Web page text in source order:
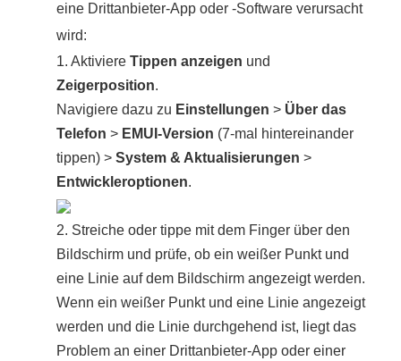
eine Drittanbieter-App oder -Software verursacht
wird:
1. AktiviereTippen anzeigen und
Zeigerposition.
Navigiere dazu zu Einstellungen > Über das
Telefon > EMUI-Version (7-mal hintereinander
tippen) >System & Aktualisierungen >
Entwickleroptionen.
2. Streiche oder tippe mit dem Finger über den
Bildschirm und prüfe, ob ein weißer Punkt und
eine Linie auf dem Bildschirm angezeigt werden.
Wenn ein weißer Punkt und eine Linie angezeigt
werden und die Linie durchgehend ist, liegt das
Problem an einer Drittanbieter-App oder einer